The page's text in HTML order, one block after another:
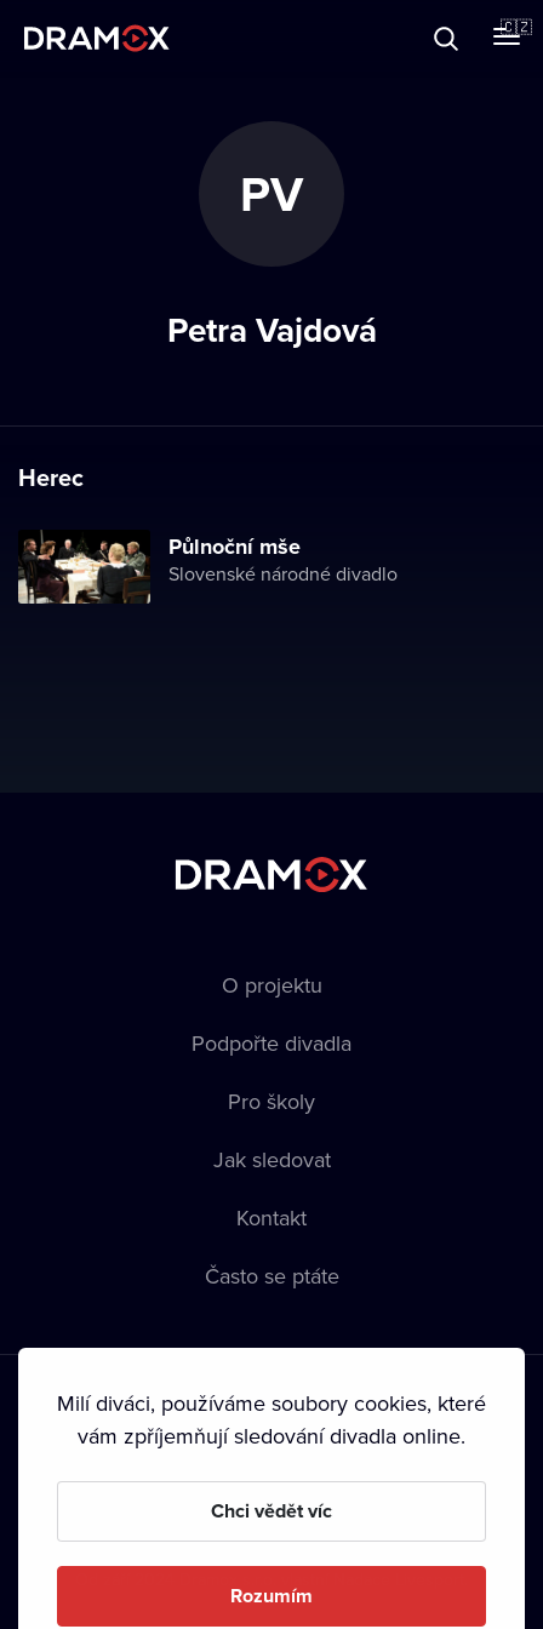
🇨🇿
PV
Petra Vajdová
Herec
Půlnoční mše
Slovenské národné divadlo
O projektu
Podpořte divadla
Pro školy
Jak sledovat
Kontakt
Často se ptáte
Podmínky používání • Ochrana soukromí • Zásady používání
• Autorská práva•
Milí diváci, používáme soubory cookies, které
vám zpříjemňují sledování divadla online.
Chci vědět víc
Rozumím